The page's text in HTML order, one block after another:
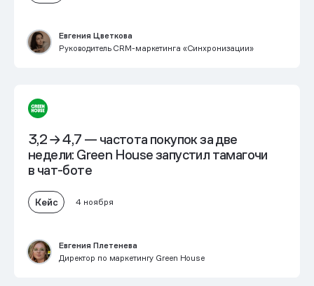
Евгения Цветкова
Руководитель CRM-маркетинга «Синхронизации»
3,2 → 4,7 — частота покупок за две
недели: Green House запустил тамагочи
в чат-боте
Кейс 4 ноября
Евгения Плетенева
Директор по маркетингу Green House